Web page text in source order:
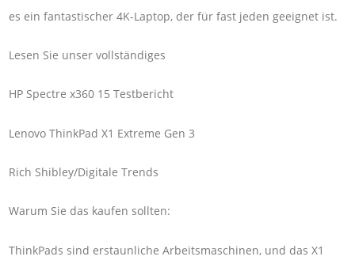
es ein fantastischer 4K-Laptop, der für fast jeden geeignet ist.
Lesen Sie unser vollständiges
HP Spectre x360 15 Testbericht
Lenovo ThinkPad X1 Extreme Gen 3
Rich Shibley/Digitale Trends
Warum Sie das kaufen sollten:
ThinkPads sind erstaunliche Arbeitsmaschinen, und das X1